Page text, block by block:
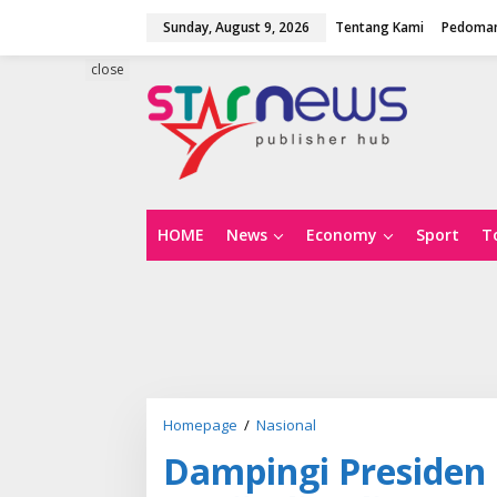
Sunday, August 9, 2026 Tentang Kami
HOME News Economy Sport
close
Homepage / Nasional
m
p
Dampingi